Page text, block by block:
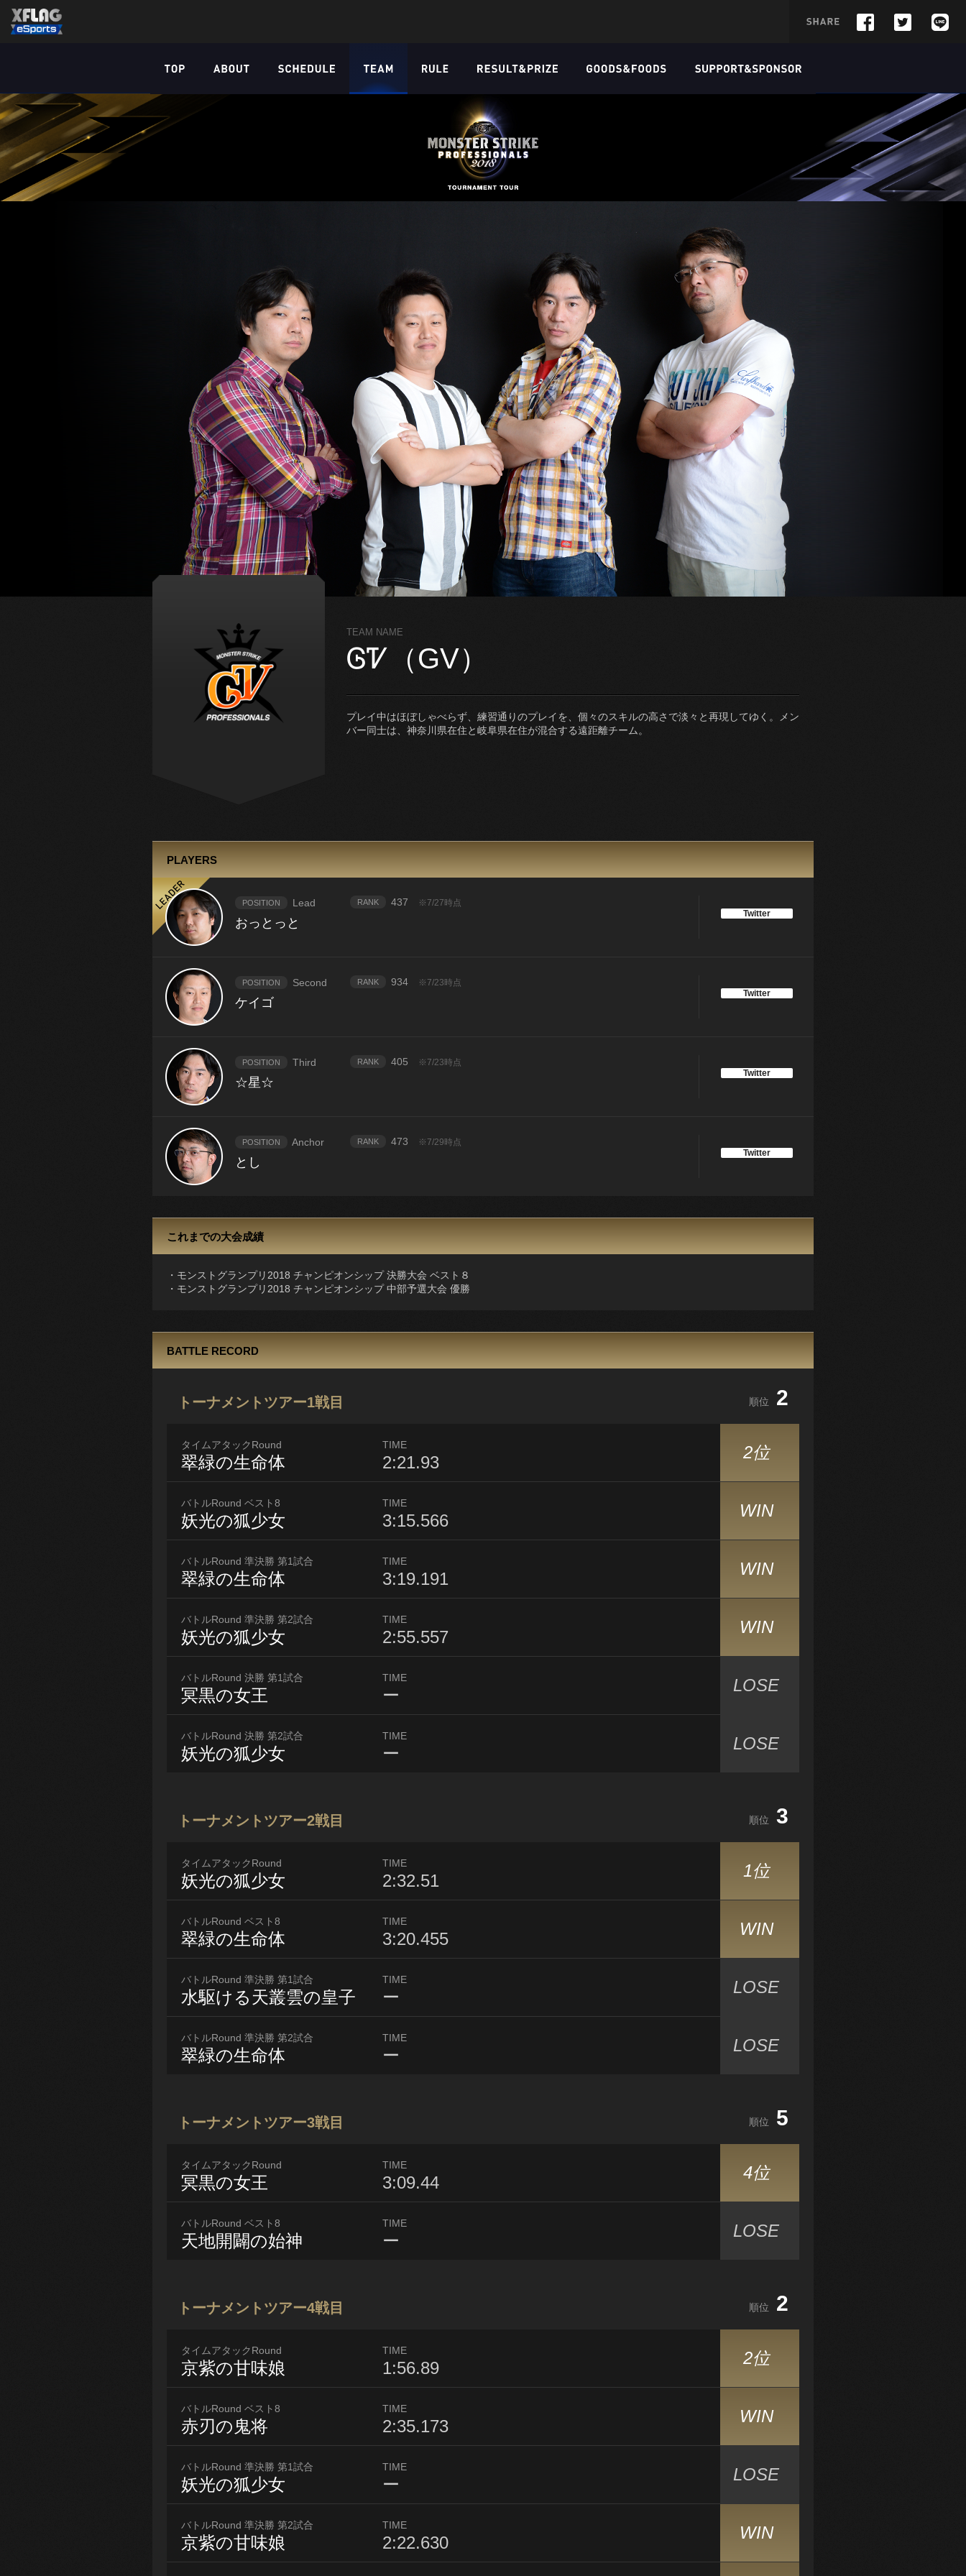
TEAM NAME
ᎶᏤ（GV）
プレイ中はほぼしゃべらず、練習通りのプレイを、個々のスキルの高さで淡々と再現してゆく。メン
バー同士は、神奈川県在住と岐阜県在住が混合する遠距離チーム。
PLAYERS
POSITION Lead RANK 437 ※7/27時点
Twitter
おっとっと
POSITION Second RANK 934 ※7/23時点
Twitter
ケイゴ
POSITION Third RANK 405 ※7/23時点
Twitter
☆星☆
POSITION Anchor RANK 473 ※7/29時点
Twitter
とし
これまでの大会成績
・モンストグランプリ2018 チャンピオンシップ 決勝大会 ベスト８
・モンストグランプリ2018 チャンピオンシップ 中部予選大会 優勝
BATTLE RECORD
トーナメントツアー1戦目 順位 2
タイムアタックRound
翠緑の生命体
TIME
2:21.93
2位
バトルRound ベスト8
妖光の狐少女
TIME
3:15.566
WIN
バトルRound 準決勝 第1試合
翠緑の生命体
TIME
3:19.191
WIN
バトルRound 準決勝 第2試合
妖光の狐少女
TIME
2:55.557
WIN
バトルRound 決勝 第1試合
冥黒の女王
TIME
ー
LOSE
バトルRound 決勝 第2試合
妖光の狐少女
TIME
ー
LOSE
トーナメントツアー2戦目 順位 3
タイムアタックRound
妖光の狐少女
TIME
2:32.51
1位
バトルRound ベスト8
翠緑の生命体
TIME
3:20.455
WIN
バトルRound 準決勝 第1試合
水駆ける天叢雲の皇子
TIME
ー
LOSE
バトルRound 準決勝 第2試合
翠緑の生命体
TIME
ー
LOSE
トーナメントツアー3戦目 順位 5
タイムアタックRound
冥黒の女王
TIME
3:09.44
4位
バトルRound ベスト8
天地開闢の始神
TIME
ー
LOSE
トーナメントツアー4戦目 順位 2
タイムアタックRound
京紫の甘味娘
TIME
1:56.89
2位
バトルRound ベスト8
赤刃の鬼将
TIME
2:35.173
WIN
バトルRound 準決勝 第1試合
妖光の狐少女
TIME
ー
LOSE
バトルRound 準決勝 第2試合
京紫の甘味娘
TIME
2:22.630
WIN